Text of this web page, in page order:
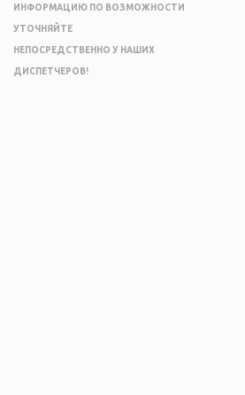
ИНФОРМАЦИЮ ПО ВОЗМОЖНОСТИ
УТОЧНЯЙТЕ
НЕПОСРЕДСТВЕННО У НАШИХ
ДИСПЕТЧЕРОВ!